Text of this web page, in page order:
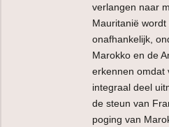
verlangen naar
Mauritanië
onafhankelijk,
Marokko en de
erkennen omdat
integraal deel
de steun van
poging van